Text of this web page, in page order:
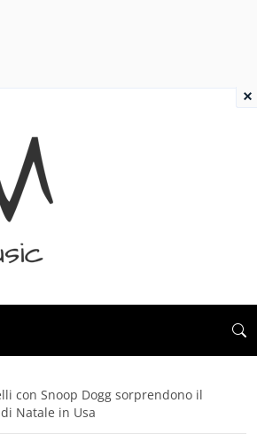
con Snoop Dogg sorprendono il
Natale in Usa
×